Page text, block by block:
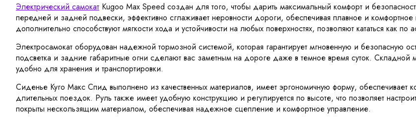
Электрический самокат Kugoo Max Speed создан для того, чтобы дарить максимальный комфорт и
передней и задней подвески, эффективно сглаживает неровности дороги, обеспечивая плавное и
дополнительно способствуют мягкости хода и устойчивости на любых поверхностях, позволяют кататься как по
Электросамокат оборудован надежной тормозной системой, которая гарантирует мгновенную и безопасную
подсветка и задние габаритные огни сделают вас заметным на дороге даже в темное время суток. Складной
удобно для хранения и транспортировки.
Сиденье Куго Макс Спид выполнено из качественных материалов, имеет эргономичную форму, обеспечивает
длительных поездок. Руль также имеет удобную конструкцию и регулируется по высоте, что позволяет
покрыты нескользящим материалом, обеспечивая надежное сцепление и комфортное управление.